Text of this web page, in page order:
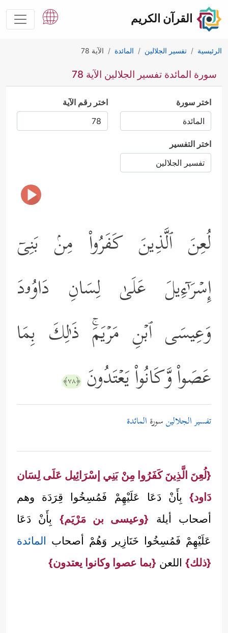
القرآن الكريم
الرئيسية تفسير الجلالين المائدة الآية 78
سورة المائدة تفسير الجلالين الآية 78
اختر سورة اختر رقم الآية
اختر التفسير
لُعِنَ ٱلَّذِینَ كَفَرُواْ مِنۢ بَنِیۤ
إِسۡرَ ٰ⁠ۤءِیلَ عَلَىٰ لِسَانِ دَاوُۥدَ
وَعِیسَى ٱبۡنِ مَرۡیَمَۚ ذَ ٰ⁠لِكَ بِمَا
عَصَواْ وَّكَانُواْ یَعۡتَدُونَ ﴿٧٨﴾
تفسير الجلالينسورة المائدة
{لُعِنَ الَّذِينَ كَفَرُوا مِنْ بَنِي إسْرَائِيل عَلَى لِسَان
دَاود} بِأَنْ دَعَا عَلَيْهِمْ فَمُسِخُوا قِرَدَة وهم
أصحاب أيلة {وعيسى بن مَرْيَم} بِأَنْ دَعَا
عَلَيْهِمْ فَمُسِخُوا خَنَازِير وَهُمْ أصحاب المائدة
{ذلك} اللعن {بما عصوا وكانوا يعتدون}